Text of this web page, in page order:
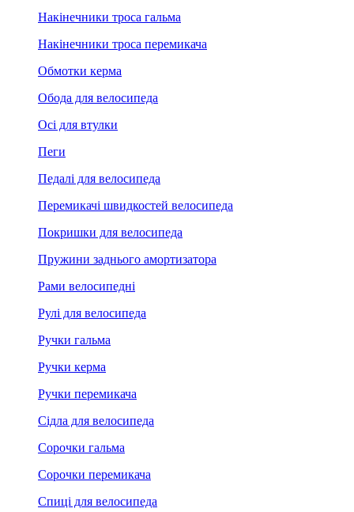
Накінечники троса гальма
Накінечники троса перемикача
Обмотки керма
Обода для велосипеда
Осі для втулки
Пеги
Педалі для велосипеда
Перемикачі швидкостей велосипеда
Покришки для велосипеда
Пружини заднього амортизатора
Рами велосипедні
Рулі для велосипеда
Ручки гальма
Ручки керма
Ручки перемикача
Сідла для велосипеда
Сорочки гальма
Сорочки перемикача
Спиці для велосипеда